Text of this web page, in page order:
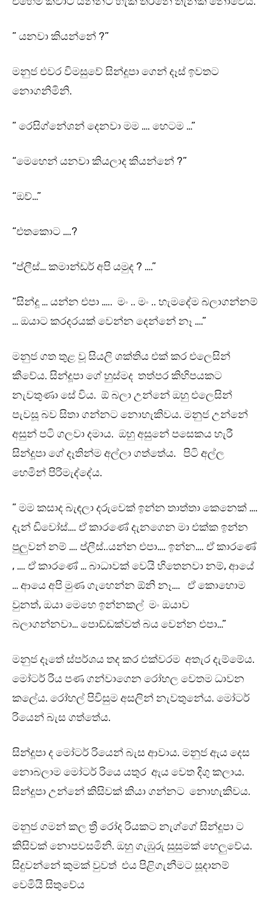
” යනවා කියන්නේ ?”
මනුජ එවර විමසුවේ සින්දූපා ගෙන් දෑස් ඉවතට
නොගනිමිනි.
” රෙසිග්නේශන් දෙනවා මම …. හෙටම …”
“මෙහෙන්‍ යනවා කියලාද කියන්නේ ?”
“ඔව්…”
“එතකොට ….?
“ප්ලීස්… කමාන්ඩර් අපි යමුද ? ….”
“සින්දූ … යන්න එපා ….. මං .. මං .. හැමදේම බලාගන්නම්
… ඔයාට කරදරයක් වෙන්න දෙන්නේ නෑ ….”
මනුජ ගත තුළ වූ සියලි ශක්තිය එක් කර එලෙසින්
කීවේය. සින්දූපා ගේ හුස්මද තත්පර කිහිපයකට
නැවතුණා සේ විය. ඕ බලා උන්නේ ඔහු එලෙසින්
පැවසූ බව සිතා ගන්නට නොහැකිවය. මනුජ උන්නේ
අසුන් පටි ගලවා දමාය. ඔහු අසුනේ පසෙකය හැරී
සින්දූපා ගේ දෑතින්ම අල්ලා ගත්තේය. පිටි අල්ල
හෙමින් පිරිමැද්දේය.
” මම කසාද බැඳලා දරුවෙක් ඉන්න තාත්තා කෙනෙක් ….
දැන් ඩිවෝස්…. ඒ කාරණේ දැනගෙන මා එක්ක ඉන්න
පුලුවන් නම් …. ප්ලීස්..යන්න එපා…. ඉන්න…. ඒ කාරණේ
, …. ඒ කාරණේ … බාධාවක් වෙයි හිතෙනවා නම්, ආයේ
… ආයෙ අපි මුණ ගැහෙන්න ඕනි නෑ…. ඒ කොහොම
වුනත්, ඔයා මෙහෙ ඉන්නකල් මං ඔයාව
බලාගන්නවා… පොඩ්ඩක්වත් බය වෙන්න එපා…”
මනුජ දෑතේ ස්පර්ශය තද කර එක්වරම අතැර දැම්මේය.
මෝටර් රිය පණ ගන්වාගෙන රෝහල වෙතම ධාවන
කලේය. රෝහල් පිවිසුම අසලින් නැවතුනේය. මෝටර්
රියෙන් බැස ගත්තේය.
සින්දූපා ද මෝටර් රියෙන් බැස ආවාය. මනුජ ඇය දෙස
නොබලාම මෝටර් රියෙ යතුර ඇය වෙත දිගු කලාය.
සින්දූපා උන්නේ කිසිවක් කියා ගන්නට නොහැකිවය.
මනුජ ගමන් කල ත්‍රී රෝද රියකට නැග්ගේ සින්දූපා ට
කිසිවක් නොපවසමිනි. ඔහු ගැඹුරු සුසුමක් හෙලුවේය.
සිදුවන්නේ කුමක් වුවත් එය පිළිගැනීමට සූදානම්
වෙමියි සිතුවේය